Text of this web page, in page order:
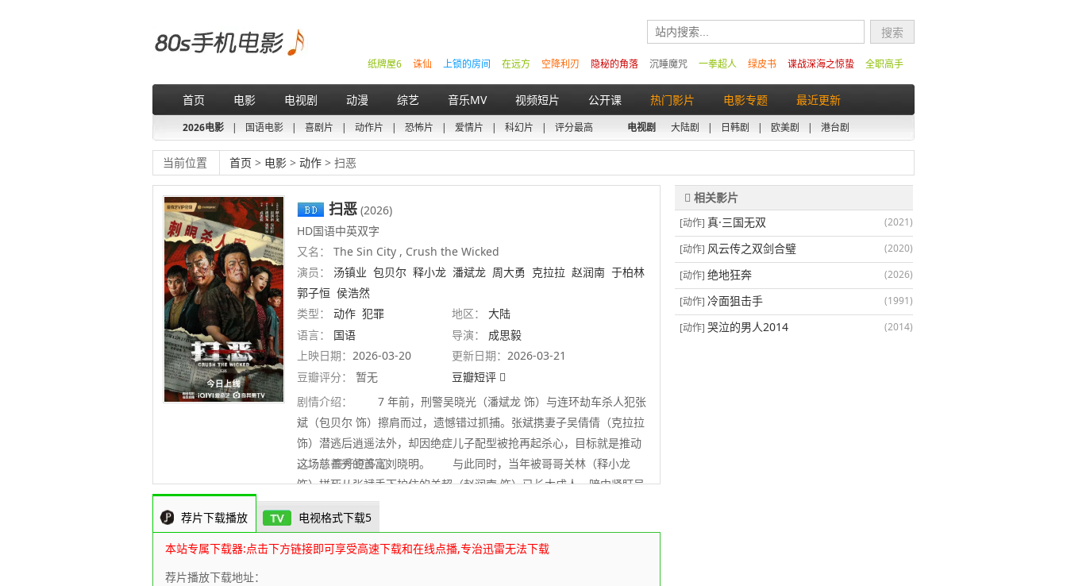
全职高手
谍战深海之惊蛰
绿皮书
一拳超人
沉睡魔咒
隐秘的角落
空降利刃
在远方
上锁的房间
诛仙
纸牌屋6
首页 电影 电视剧 动漫 综艺 音乐MV 视频短片 公开课 热门影片 电影专题 最近更新
2026电影 | 国语电影 | 喜剧片 | 动作片 | 恐怖片 | 爱情片 | 科幻片 | 评分最高 电视剧 大陆剧 | 日韩剧 | 欧美剧 | 港台剧
当前位置 首页 > 电影 > 动作 > 扫恶
扫恶 (2026)
HD国语中英双字
又名：
The Sin City , Crush the Wicked
演员：
汤镇业 包贝尔 释小龙 潘斌龙 周大勇 克拉拉 赵润南 于柏林
郭子恒 侯浩然
类型：
动作 犯罪 地区：
大陆
语言：
国语 导演：
成思毅
上映日期： 2026-03-20 更新日期： 2026-03-21
豆瓣评分：
暂无
豆瓣短评
剧情介绍：
7 年前，刑警吴晓光（潘斌龙 饰）与连环劫车杀人犯张
斌（包贝尔 饰）擦肩而过，遗憾错过抓捕。张斌携妻子吴倩倩（克拉拉
饰）潜逃后逍遥法外，却因绝症儿子配型被抢再起杀心，目标就是推动
这场慈善秀的首富刘晓明。 与此同时，当年被哥哥关林（释小龙
饰）拼死从张斌手下护住的关超（赵润南 饰）已长大成人，暗中紧盯吴
晓光的每一步追查一心复仇。正邪双方，狭路相逢，一场追凶较量，终
需血债血偿……◎影片截图
.......... 展开更多
荐片下载播放 电视格式下载5
本站专属下载器:点击下方链接即可享受高速下载和在线点播,专治迅雷无法下载
荐片播放下载地址：
相关影片
[动作] 真·三国无双
(2021)
[动作] 风云传之双剑合璧
(2020)
[动作] 绝地狂奔
(2026)
[动作] 冷面狙击手
(1991)
[动作] 哭泣的男人2014 (2014)